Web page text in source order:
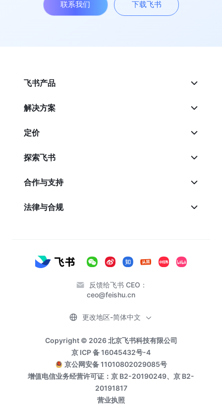
联系我们 下载飞书
飞书产品
解决方案
定价
探索飞书
合作与支持
法律与合规
反馈给飞书 CEO：
ceo@feishu.cn
Copyright © 2026 北京飞书科技有限公司
京 ICP 备 16045432号-4
京公网安备 11010802029085号
增值电信业务经营许可证：京 B2-20190249、京 B2-
20191817
营业执照
更改地区-简体中文